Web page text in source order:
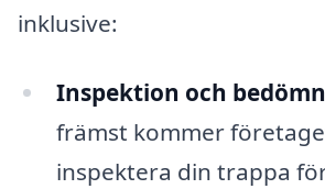
inklusive:
Inspektion och
främst kommer
inspektera din trappa